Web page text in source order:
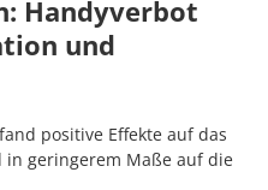
Handyverbot
und
positive Effekte auf das
geringerem Maße auf die